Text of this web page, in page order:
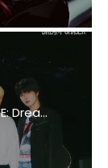
Drea...